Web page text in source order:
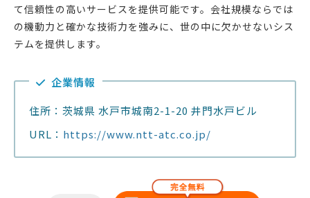
て信頼性の高いサービスを提供可能です。会社規模ならでは
の機動力と確かな技術力を強みに、世の中に欠かせないシス
テムを提供します。
企業情報
住所：茨城県 水戸市城南2-1-20 井門水戸ビル
URL： https://www.ntt-atc.co.jp/